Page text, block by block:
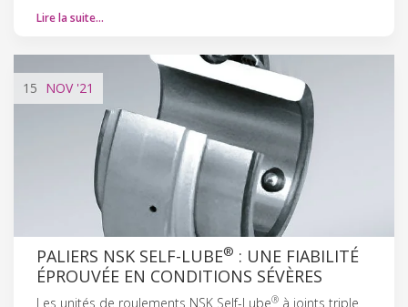
Lire la suite…
15 NOV'21
PALIERS NSK SELF-LUBE® : UNE FIABILITÉ
ÉPROUVÉE EN CONDITIONS SÉVÈRES
Les unités de roulements NSK Self-Lube® à joints triple